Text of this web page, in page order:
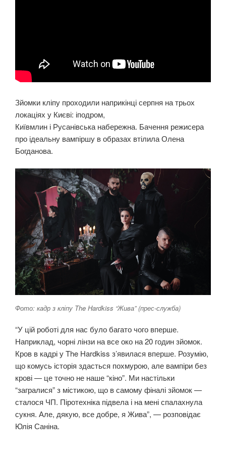
Зйомки кліпу проходили наприкінці серпня на трьох
локаціях у Києві: іподром,
Київмлин і Русанівська набережна. Бачення режисера
про ідеальну вампіршу в образах втілила Олена
Богданова.
Фото: кадр з кліпу The Hardkiss “Жива” (прес-служба)
“У цій роботі для нас було багато чого вперше.
Наприклад, чорні лінзи на все око на 20 годин зйомок.
Кров в кадрі у The Hardkiss з’явилася вперше. Розумію,
що комусь історія здасться похмурою, але вампіри без
крові — це точно не наше “кіно”. Ми настільки
“загралися” з містикою, що в самому фіналі зйомок —
сталося ЧП. Піротехніка підвела і на мені спалахнула
сукня. Але, дякую, все добре, я Жива”, — розповідає
Юлія Саніна.